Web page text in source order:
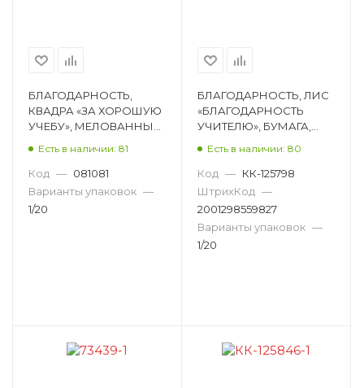
Набор для фотосессии
Набор елочных шаров Набор значков
Набор каркасных светодиодных фигур
Набор кружек Набор лент
Набор магнитов для автомобиля
БЛАГОДАРНОСТЬ,
КВАДРА «ЗА ХОРОШУЮ
УЧЕБУ», МЕЛОВАННЫЙ
Есть в наличии: 81
Код — 081081
Варианты упаковок —
1/20
БЛАГОДАРНОСТЬ, ЛИС
«БЛАГОДАРНОСТЬ
УЧИТЕЛЮ», БУМАГА,
Есть в наличии: 80
Код — КК-125798
ШтрихКод —
2001298559827
Варианты упаковок —
1/20